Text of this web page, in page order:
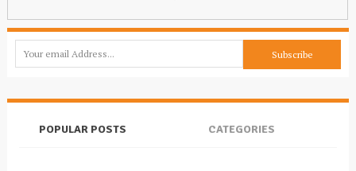
POPULAR POSTS CATEGORIES